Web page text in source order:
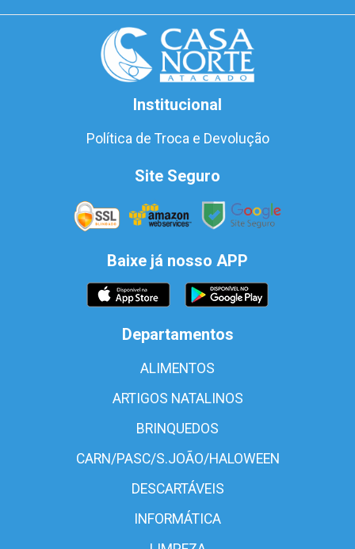
Institucional
Política de Troca e Devolução
Site Seguro
Baixe já nosso APP
Departamentos
ALIMENTOS
ARTIGOS NATALINOS
BRINQUEDOS
CARN/PASC/S.JOÃO/HALOWEEN
DESCARTÁVEIS
INFORMÁTICA